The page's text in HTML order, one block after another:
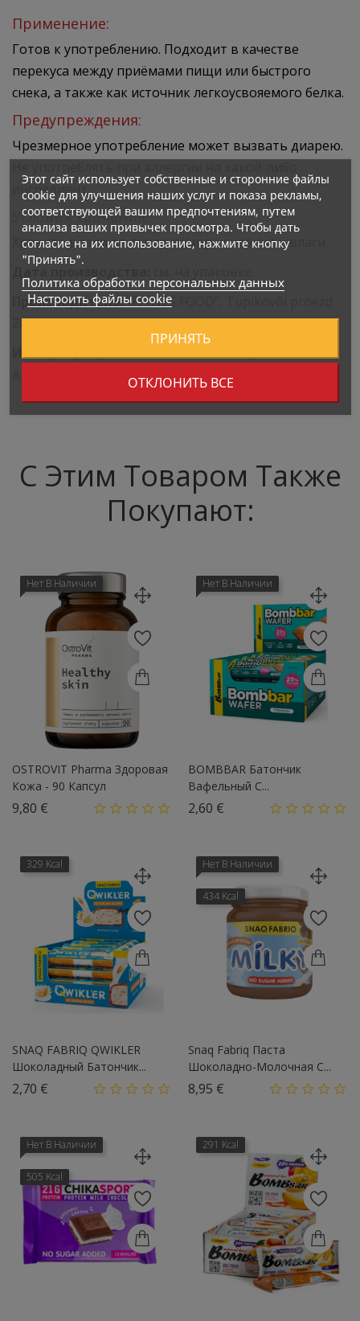
Применение:
Готов к употреблению. Подходит в качестве
перекуса между приёмами пищи или быстрого
снека, а также как источник легкоусвояемого белка.
Предупреждения:
Чрезмерное употребление может вызвать диарею.
ингредиент.
Условия хранения:
Хранить вдали от тепла, замораживания и влаги.
Дата производства:
Производитель:“FITNES FOOD”, Tupikovõi proezd
26, 445007 Toljatti, Россия
Импортёр:SportFit Nutrition OÜ, Harju maakond,
Aruküla, Sügise tn 2a, 75201, Eesti
С Этим Товаром Также
Покупают:
Нет В Наличии
OSTROVIT Pharma Здоровая
Кожа - 90 Капсул
9,80 €
Нет В Наличии
BOMBBAR Батончик
Вафельный С...
2,60 €
329 Kcal
SNAQ FABRIQ QWIKLER
Шоколадный Батончик...
2,70 €
Нет В Наличии
434 Kcal
Snaq Fabriq Паста
Шоколадно-Молочная С...
8,95 €
Нет В Наличии
505 Kcal
291 Kcal
Этот сайт использует собственные и сторонние файлы
cookie для улучшения наших услуг и показа рекламы,
соответствующей вашим предпочтениям, путем
анализа ваших привычек просмотра. Чтобы дать
согласие на их использование, нажмите кнопку
"Принять".
Политика обработки персональных данных
Настроить файлы cookie
ОТКЛОНИТЬ ВСЕ
ПРИНЯТЬ